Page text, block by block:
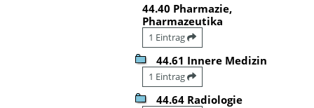
44.40 Pharmazie,
Pharmazeutika
1 Eintrag
44.61 Innere Medizin
1 Eintrag
44.64 Radiologie